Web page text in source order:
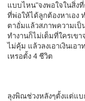
แบบไหน"จงพอใจในสิ่ง
ที่พ่อให้ได้ลูกต้องหาเอง ท
ตาอั่มแล้วสภาพความเป็
ทำงานก็ไม่เต็มที่ใครเข
ไม่คุ้ม แล้วลงเอาเงินเอ
เหรอตั้ง 4 ชีวิต
ลุงพิณช่วงหลังๆตั้งแต่แ